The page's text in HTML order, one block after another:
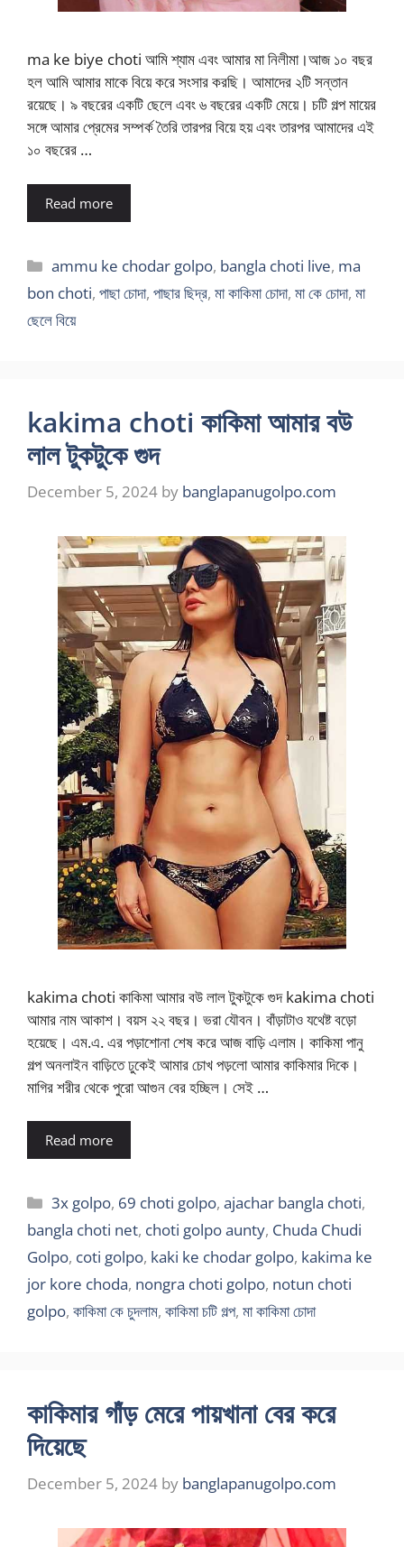
ma ke biye choti আমি শ্যাম এবং আমার মা নিলীমা।আজ ১০ বছর
হল আমি আমার মাকে বিয়ে করে সংসার করছি। আমাদের ২টি সন্তান
রয়েছে। ৯ বছরের একটি ছেলে এবং ৬ বছরের একটি মেয়ে। চটি গল্প মায়ের
সঙ্গে আমার প্রেমের সম্পর্ক তৈরি তারপর বিয়ে হয় এবং তারপর আমাদের এই
১০ বছরের …
Read more
Categories
ammu ke chodar golpo, bangla choti live, ma
bon choti, পাছা চোদা, পাছার ছিদ্র, মা কাকিমা চোদা, মা কে চোদা, মা
ছেলে বিয়ে
kakima choti কাকিমা আমার বউ
লাল টুকটুকে গুদ
December 5, 2024 by banglapanugolpo.com
kakima choti কাকিমা আমার বউ লাল টুকটুকে গুদ kakima choti
আমার নাম আকাশ। বয়স ২২ বছর। ভরা যৌবন। বাঁড়াটাও যথেষ্ট বড়ো
হয়েছে। এম.এ. এর পড়াশোনা শেষ করে আজ বাড়ি এলাম। কাকিমা পানু
গল্প অনলাইন বাড়িতে ঢুকেই আমার চোখ পড়লো আমার কাকিমার দিকে।
মাগির শরীর থেকে পুরো আগুন বের হচ্ছিল। সেই …
Read more
Categories
3x golpo, 69 choti golpo,ajachar bangla choti,
bangla choti net, choti golpo aunty, Chuda Chudi
Golpo, coti golpo, kaki ke chodar golpo, kakima ke
jor kore choda, nongra choti golpo, notun choti
golpo, কাকিমা কে চুদলাম, কাকিমা চটি গল্প, মা কাকিমা চোদা
কাকিমার গাঁড় মেরে পায়খানা বের করে
দিয়েছে
December 5, 2024 by banglapanugolpo.com